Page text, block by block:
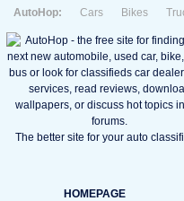
AutoHop: Cars Bikes
The better site for your auto
HOMEPAGE